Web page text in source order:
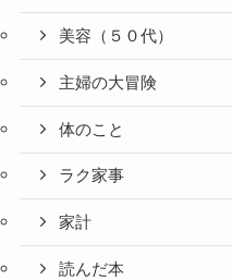
美容（５０代）
主婦の大冒険
体のこと
ラク家事
家計
読んだ本